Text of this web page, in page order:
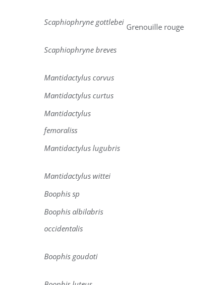
Scaphiophryne gottlebei Grenouille rouge
Scaphiophryne breves
Mantidactylus corvus
Mantidactylus curtus
Mantidactylus
femoraliss
Mantidactylus lugubris
Mantidactylus wittei
Boophis sp
Boophis albilabris
occidentalis
Boophis goudoti